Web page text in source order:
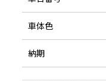
車体色
納期